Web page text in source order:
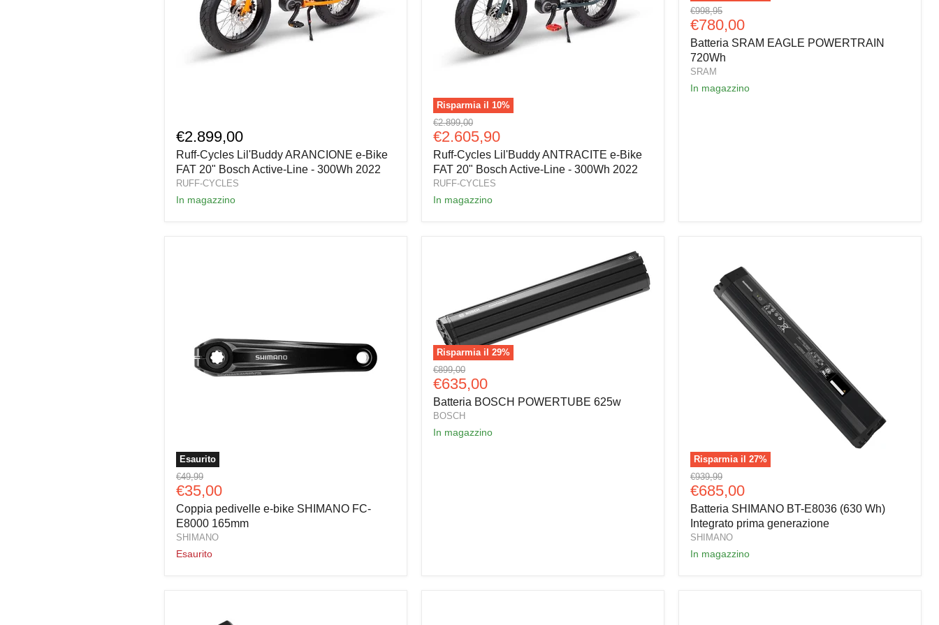
Cycles
Lil'Buddy
ARANCIONE
e-
Bike
FAT
20"
€2.899,00
Ruff-Cycles Lil'Buddy ARANCIONE e-Bike
FAT 20" Bosch Active-Line - 300Wh 2022
RUFF-CYCLES
In magazzino
Risparmia il 10%
Ruff-
Cycles
Lil'Buddy
ANTRACITE
e-
Bike
FAT
20"
Prezzo
originale
€2.899,00
Prezzo
attuale
€2.605,90
Ruff-Cycles Lil'Buddy ANTRACITE e-Bike
FAT 20" Bosch Active-Line - 300Wh 2022
RUFF-CYCLES
In magazzino
Batteria
SRAM
EAGLE
POWERTRAIN
720Wh
Prezzo
originale
€998,95
Prezzo
attuale
€780,00
Batteria SRAM EAGLE POWERTRAIN
720Wh
SRAM
In magazzino
Esaurito
Coppia
pedivelle
e-
bike
SHIMANO
FC-
E8000
165mm
Prezzo
originale
€49,99
Prezzo
attuale
€35,00
Coppia pedivelle e-bike SHIMANO FC-
E8000 165mm
SHIMANO
Esaurito
Risparmia il 29%
Batteria
BOSCH
POWERTUBE
625w
Prezzo
originale
€899,00
Prezzo
attuale
€635,00
Batteria BOSCH POWERTUBE 625w
BOSCH
In magazzino
Risparmia il 27%
Batteria
SHIMANO
BT-
E8036
(630
Wh)
Integrato
prima
Prezzo
originale
€939,99
Prezzo
attuale
€685,00
Batteria SHIMANO BT-E8036 (630 Wh)
Integrato prima generazione
SHIMANO
In magazzino